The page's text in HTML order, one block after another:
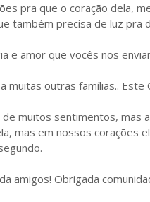
pra que o coração dela,
também precisa de luz pra
e amor que vocês nos
outras famílias..
muitos sentimentos, mas a
mas em nossos corações
amigos! Obrigada